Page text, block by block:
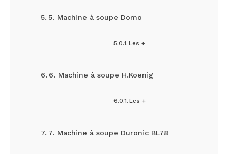
5. Machine à soupe Domo
Les +
6. Machine à soupe H.Koenig
Les +
7. Machine à soupe Duronic BL78